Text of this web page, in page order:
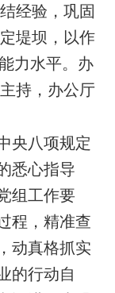
经验，巩固
堤坝，以作
力水平。办
持，办公厅
央八项规定
悉心指导
组工作要
程，精准查
动真格抓实
的行动自